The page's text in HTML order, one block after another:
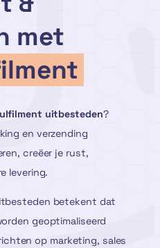
met
uitbesteden?
en verzending
creëer je rust,
levering.
betekent dat
geoptimaliseerd
op marketing, sales